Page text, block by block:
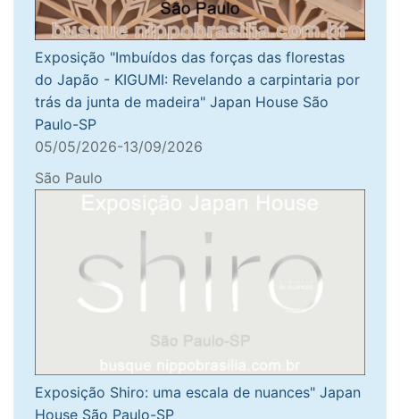
Exposição "Imbuídos das forças das florestas
do Japão - KIGUMI: Revelando a carpintaria por
trás da junta de madeira" Japan House São
Paulo-SP
05/05/2026-13/09/2026
São Paulo
Exposição Shiro: uma escala de nuances" Japan
House São Paulo-SP